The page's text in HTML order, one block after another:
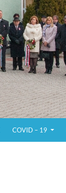
COVID – 19